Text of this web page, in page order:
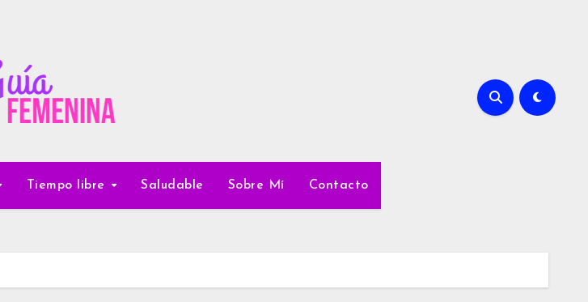
Tiempo libre Saludable Sobre Mí Contacto